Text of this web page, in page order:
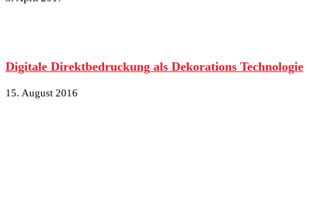
Digitale Direktbedruckung als Dekorations Technologie
15. August 2016